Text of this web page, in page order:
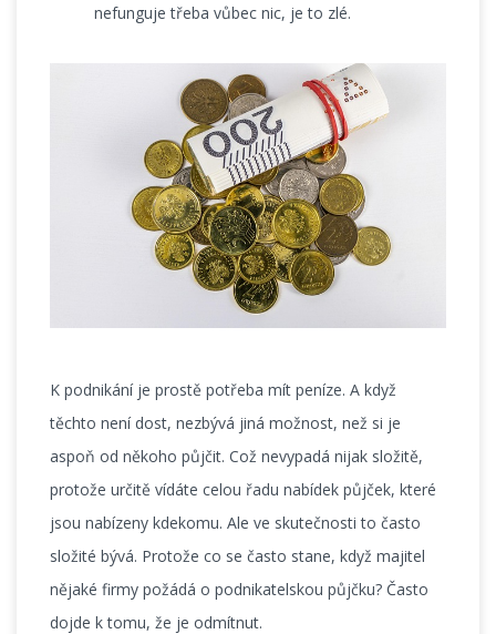
nefunguje třeba vůbec nic, je to zlé.
K podnikání je prostě potřeba mít peníze. A když
těchto není dost, nezbývá jiná možnost, než si je
aspoň od někoho půjčit. Což nevypadá nijak složitě,
protože určitě vídáte celou řadu nabídek půjček, které
jsou nabízeny kdekomu. Ale ve skutečnosti to často
složité bývá. Protože co se často stane, když majitel
nějaké firmy požádá o podnikatelskou půjčku? Často
dojde k tomu, že je odmítnut.